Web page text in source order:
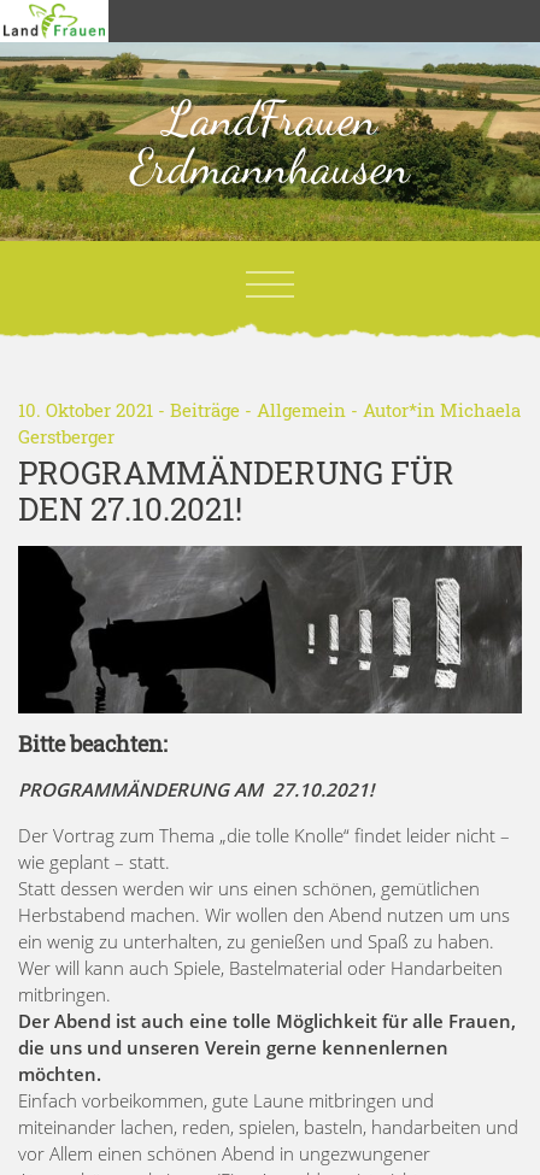
LandFrauen
Erdmannhausen
10. Oktober 2021 - Beiträge - Allgemein - Autor*in Michaela
Gerstberger
PROGRAMMÄNDERUNG FÜR
DEN 27.10.2021!
Bitte beachten:
PROGRAMMÄNDERUNG AM 27.10.2021!
Der Vortrag zum Thema „die tolle Knolle“ findet leider nicht –
wie geplant – statt.
Statt dessen werden wir uns einen schönen, gemütlichen
Herbstabend machen. Wir wollen den Abend nutzen um uns
ein wenig zu unterhalten, zu genießen und Spaß zu haben.
Wer will kann auch Spiele, Bastelmaterial oder Handarbeiten
mitbringen.
Der Abend ist auch eine tolle Möglichkeit für alle Frauen,
die uns und unseren Verein gerne kennenlernen
möchten.
Einfach vorbeikommen, gute Laune mitbringen und
miteinander lachen, reden, spielen, basteln, handarbeiten und
vor Allem einen schönen Abend in ungezwungener